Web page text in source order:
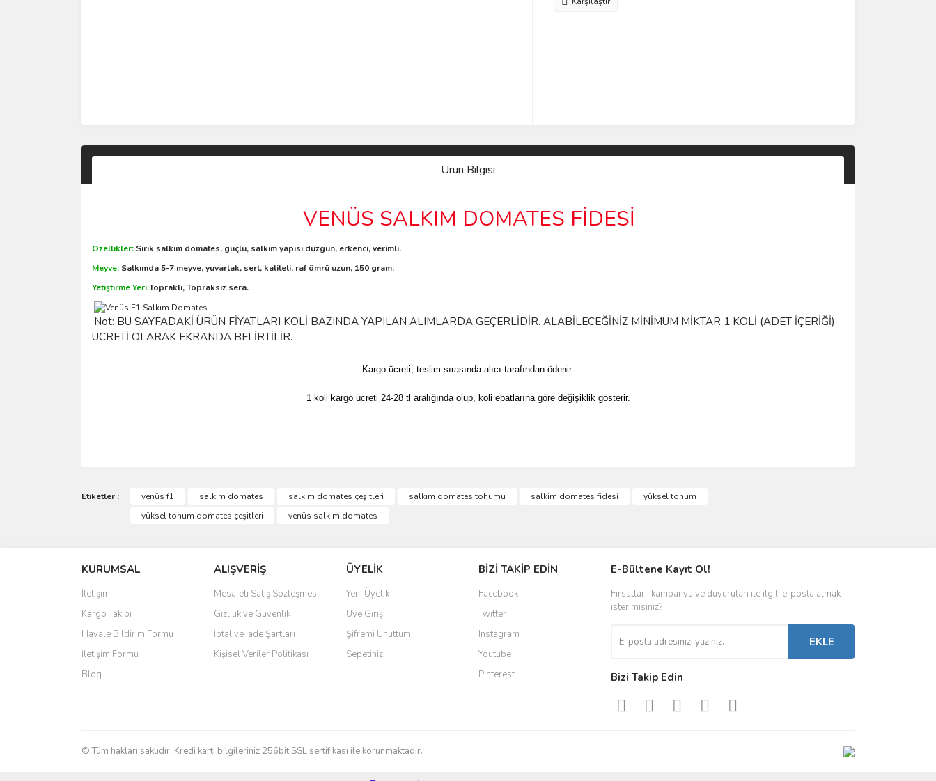
Ürün Bilgisi
VENÜS SALKIM DOMATES FİDESİ
Özellikler: Sırık salkım domates, güçlü, salkım yapısı düzgün, erkenci, verimli.
Meyve: Salkımda 5-7 meyve, yuvarlak, sert, kaliteli, raf ömrü uzun, 150 gram.
Yetiştirme Yeri:Topraklı, Topraksız sera.
Not: BU SAYFADAKİ ÜRÜN FİYATLARI KOLİ BAZINDA YAPILAN ALIMLARDA GEÇERLİDİR. ALABİLECEĞİNİZ MİNİMUM MİKTAR 1 KOLİ (ADET İÇERİĞİ)
ÜCRETİ OLARAK EKRANDA BELİRTİLİR.
Kargo ücreti; teslim sırasında alıcı tarafından ödenir.
1 koli kargo ücreti 24-28 tl aralığında olup, koli ebatlarına göre değişiklik gösterir.
Etiketler : venüs f1 salkım domates salkım domates çeşitleri salkım domates tohumu salkim domates fidesi
yüksel tohum
yüksel tohum domates çeşitleri
venüs salkım domates
KURUMSAL
İletişim
Kargo Takibi
Havale Bildirim Formu
İletişim Formu
Blog
ALIŞVERİŞ
Mesafeli Satış Sözleşmesi
Gizlilik ve Güvenlik
İptal ve İade Şartları
Kişisel Veriler Politikası
ÜYELİK
Yeni Üyelik
Üye Girişi
Şifremi Unuttum
Sepetiniz
BİZİ TAKİP EDİN
Facebook
Twitter
Instagram
Youtube
Pinterest
E-Bültene Kayıt Ol!
Fırsatları, kampanya ve duyuruları ile ilgili e-posta almak
ister misiniz?
EKLE
Bizi Takip Edin
© Tüm hakları saklıdır. Kredi kartı bilgileriniz 256bit SSL sertifikası ile korunmaktadır.